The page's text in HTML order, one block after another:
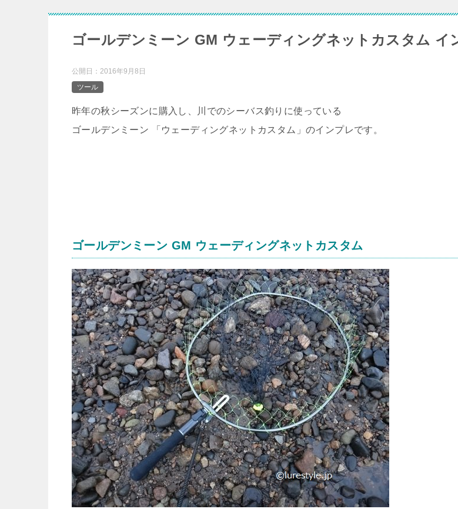
ゴールデンミーン GM ウェーディングネットカスタム イ
公開日： 2016年9月8日
ツール
昨年の秋シーズンに購入し、川でのシーバス釣りに使っている
ゴールデンミーン 「ウェーディングネットカスタム」のインプレです。
ゴールデンミーン GM ウェーディングネットカスタム